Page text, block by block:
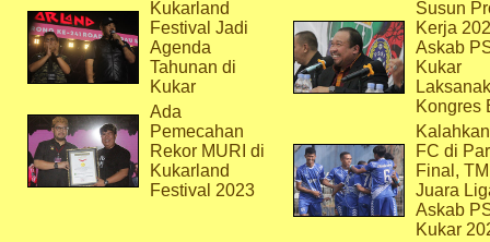
Kukarland
Festival Jadi
Agenda
Tahunan di
Kukar
Ada
Pemecahan
Rekor MURI di
Kukarland
Festival 2023
Susun
Kerja
Askab
Kukar
Kongres
FC di
Final,
Juara
Askab
Kukar